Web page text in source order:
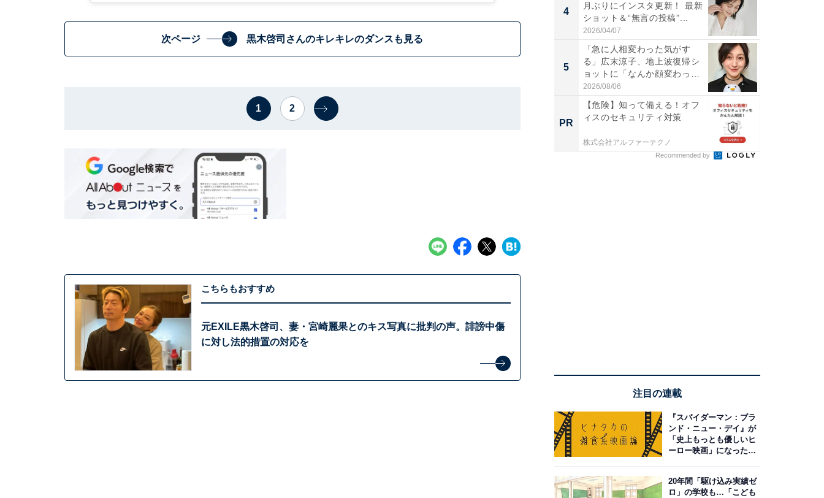
次ページ 黒木啓司さんのキレキレのダンスも見る
1 2
こちらもおすすめ
元EXILE黒木啓司、妻・宮崎麗果とのキス写真に批判の声。誹謗中傷
に対し法的措置の対応を
4
月ぶりにインスタ更新！ 最新
ショット＆“無言の投稿”...
2026/04/07
5
「急に人相変わった気がす
る」広末涼子、地上波復帰シ
ョットに「なんか顔変わっ
た」の...
2026/08/06
PR
【危険】知って備える！オフ
ィスのセキュリティ対策
株式会社アルファーテクノ
Recommended by
注目の連載
『スパイダーマン：ブラ
ンド・ニュー・デイ』が
「史上もっとも優しいヒ
ーロー映画」になった理
20年間「駆け込み実績ゼ
ロ」の学校も…「こども